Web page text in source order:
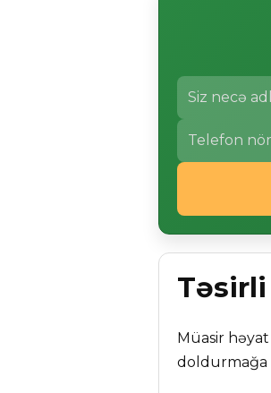
Müasir
doldurmağa